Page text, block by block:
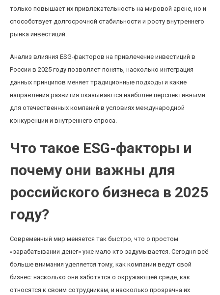
только повышает их привлекательность на мировой арене, но и
способствует долгосрочной стабильности и росту внутреннего
рынка инвестиций.
Анализ влияния ESG-факторов на привлечение инвестиций в
России в 2025 году позволяет понять, насколько интеграция
данных принципов меняет традиционные подходы и какие
направления развития оказываются наиболее перспективными
для отечественных компаний в условиях международной
конкуренции и внутреннего спроса.
Что такое ESG-факторы и
почему они важны для
российского бизнеса в 2025
году?
Современный мир меняется так быстро, что о простом
«зарабатывании денег» уже мало кто задумывается. Сегодня всё
больше внимания уделяется тому, как компании ведут свой
бизнес: насколько они заботятся о окружающей среде, как
относятся к своим сотрудникам, и насколько прозрачна их